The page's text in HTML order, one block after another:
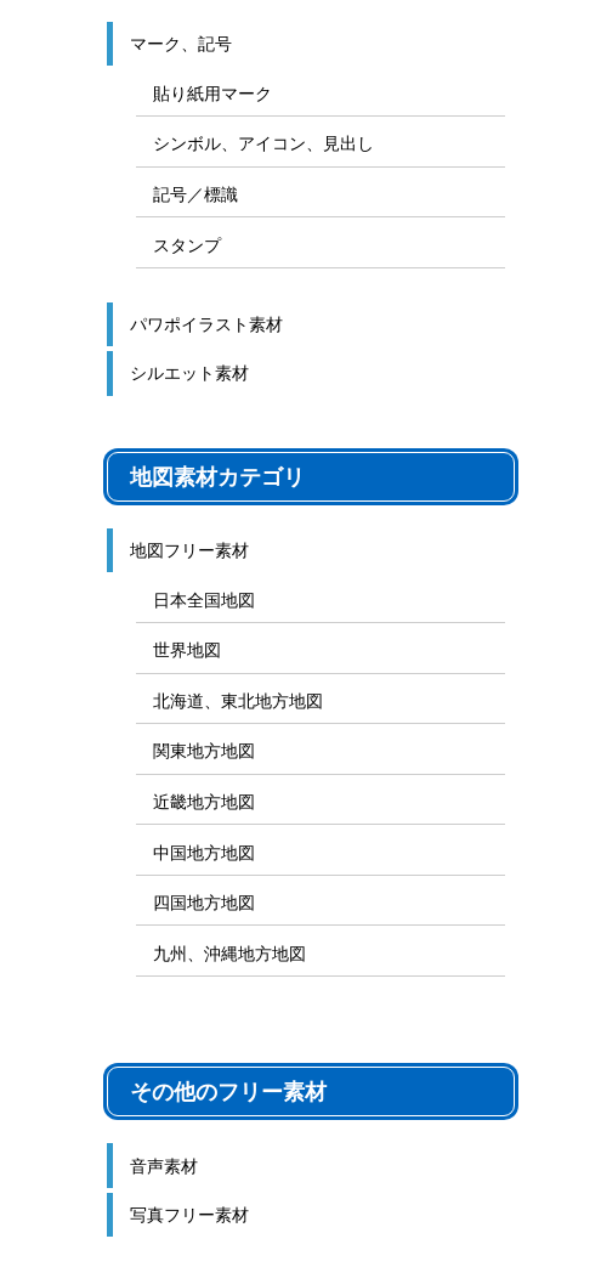
マーク、記号
貼り紙用マーク
シンボル、アイコン、見出し
記号／標識
スタンプ
パワポイラスト素材
シルエット素材
地図素材カテゴリ
地図フリー素材
日本全国地図
世界地図
北海道、東北地方地図
関東地方地図
近畿地方地図
中国地方地図
四国地方地図
九州、沖縄地方地図
その他のフリー素材
音声素材
写真フリー素材